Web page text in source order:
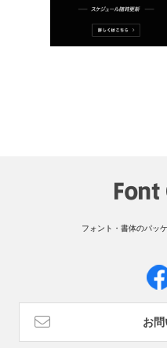
フォント・書体のパッ
お